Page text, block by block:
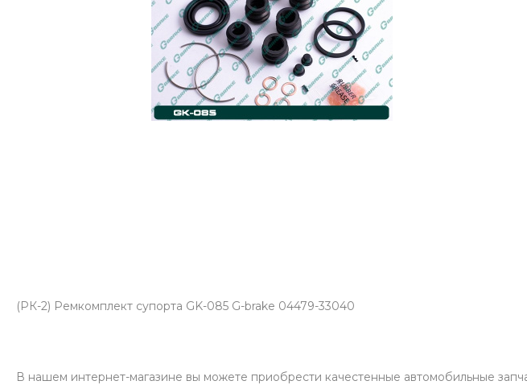
(РК-2) Ремкомплект супорта GK-085 G-brake 04479-33040
В нашем интернет-магазине вы можете приобрести качестенные автомобильные